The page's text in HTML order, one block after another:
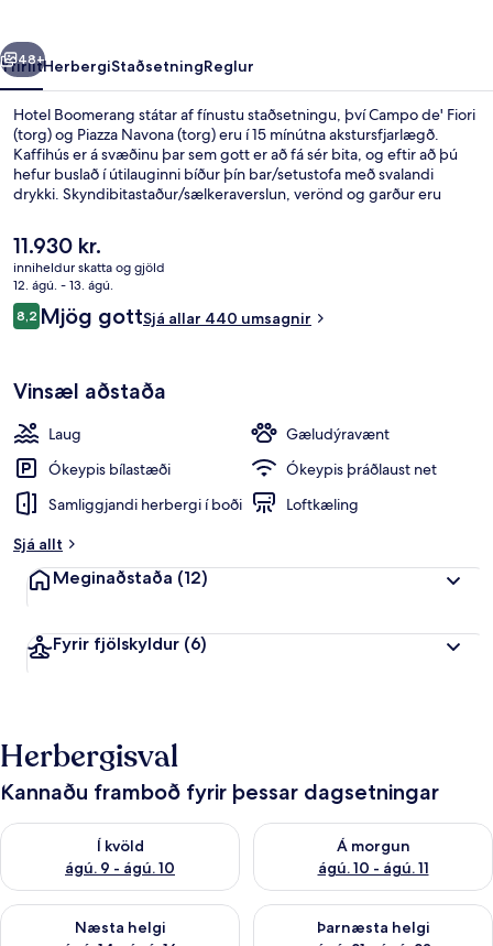
Næsta
48+
YfirlitHerbergiStaðsetningReglur
Hotel Boomerang státar af fínustu staðsetningu, því Campo de' Fiori
(torg) og Piazza Navona (torg) eru í 15 mínútna akstursfjarlægð.
Kaffihús er á svæðinu þar sem gott er að fá sér bita, og eftir að þú
hefur buslað í útilauginni bíður þín bar/setustofa með svalandi
drykki. Skyndibitastaður/sælkeraverslun, verönd og garður eru
helstu kosta gististaðarins sé hjálpsamt starfsfólk.
Núverandi
verð
er
11.930 kr.
11.930 kr.
inniheldur skatta og gjöld
12. ágú. - 13. ágú.
Umsagnir
8,28,2 af 10
Mjög gottSjá allar 440 umsagnir
Vinsæl aðstaða
Laug
Gæludýravænt
Ókeypis bílastæði
Ókeypis þráðlaust net
Samliggjandi herbergi í boði
Loftkæling
Sjá allt
Meginaðstaða (12)
Fyrir fjölskyldur (6)
Herbergisval
Kannaðu framboð fyrir þessar dagsetningar
Í kvöld
ágú. 9 - ágú. 10
Athuga framboð í kvöld ágú. 9 - ágú. 10
Á morgun
ágú. 10 - ágú. 11
Athuga framboð á morgun
Næsta helgi
Athuga framboð næstu helgi ágú. 14 - ágú. 16
Þarnæsta helgi
Athuga framboð þarnæstu